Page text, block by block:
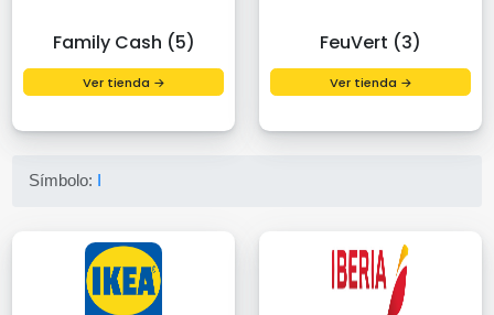
Family Cash (5)
Ver tienda →
FeuVert (3)
Ver tienda →
Símbolo: I